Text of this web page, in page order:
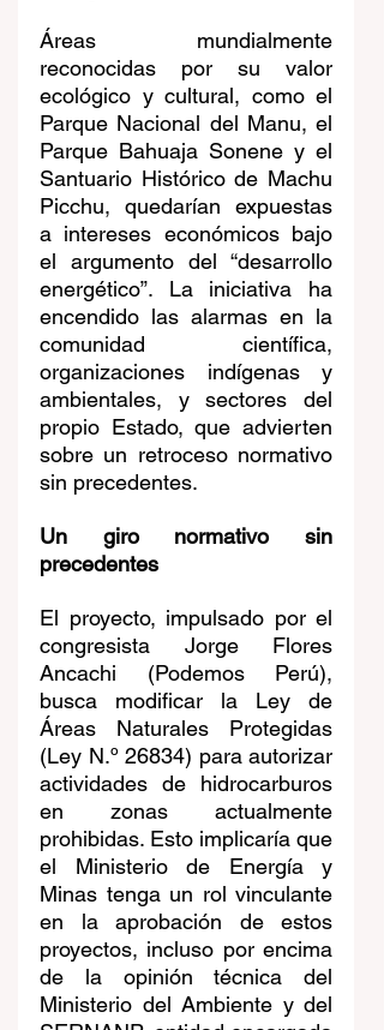
Áreas mundialmente
reconocidas por su valor
ecológico y cultural, como el
Parque Nacional del Manu, el
Parque Bahuaja Sonene y el
Santuario Histórico de Machu
Picchu, quedarían expuestas
a intereses económicos bajo
el argumento del “desarrollo
energético”. La iniciativa ha
encendido las alarmas en la
comunidad científica,
organizaciones indígenas y
ambientales, y sectores del
propio Estado, que advierten
sobre un retroceso normativo
sin precedentes.
Un giro normativo sin
precedentes
El proyecto, impulsado por el
congresista Jorge Flores
Ancachi (Podemos Perú),
busca modificar la Ley de
Áreas Naturales Protegidas
(Ley N.º 26834) para autorizar
actividades de hidrocarburos
en zonas actualmente
prohibidas. Esto implicaría que
el Ministerio de Energía y
Minas tenga un rol vinculante
en la aprobación de estos
proyectos, incluso por encima
de la opinión técnica del
Ministerio del Ambiente y del